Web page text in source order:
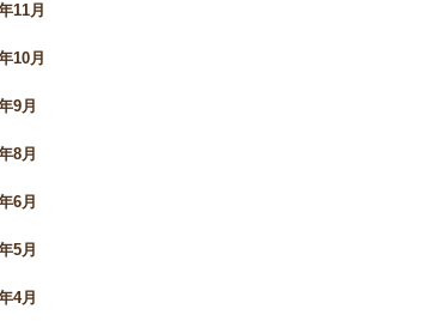
11月
10月
9月
8月
6月
5月
4月